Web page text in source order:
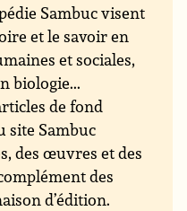
Sambuc visent
et le savoir en
et sociales,
biologie...
de fond
site Sambuc
des œuvres et des
des
d’édition.